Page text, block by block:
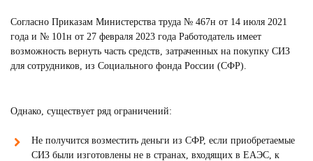
Согласно Приказам Министерства труда № 467н от 14 июля 2021
года и № 101н от 27 февраля 2023 года Работодатель имеет
возможность вернуть часть средств, затраченных на покупку СИЗ
для сотрудников, из Социального фонда России (СФР).
Однако, существует ряд ограничений:
Не получится возместить деньги из СФР, если приобретаемые
СИЗ были изготовлены не в странах, входящих в ЕАЭС, к